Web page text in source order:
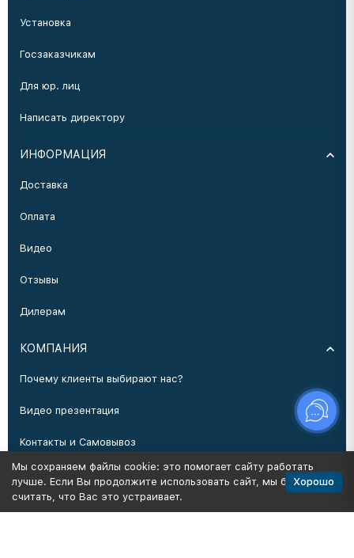
Установка
Госзаказчикам
Для юр. лиц
Написать директору
ИНФОРМАЦИЯ
Доставка
Оплата
Видео
Отзывы
Дилерам
КОМПАНИЯ
Почему клиенты выбирают нас?
Видео презентация
Контакты и Самовывоз
Производство
Мы сохраняем файлы cookie: это помогает сайту работать
лучше. Если Вы продолжите использовать сайт, мы будем
считать, что Вас это устраивает.
Хорошо